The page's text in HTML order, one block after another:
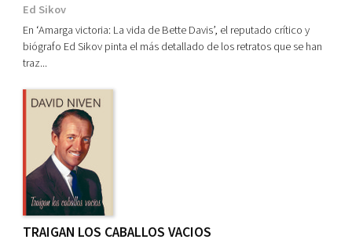
Ed Sikov
En ‘Amarga victoria: La vida de Bette Davis’, el reputado crítico y
biógrafo Ed Sikov pinta el más detallado de los retratos que se han
traz...
TRAIGAN LOS CABALLOS VACIOS